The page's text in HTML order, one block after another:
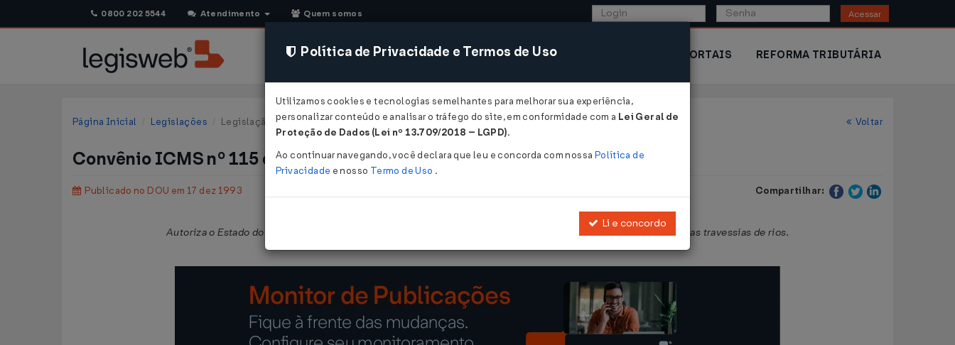
0800 202 5544 Atendimento Quem somos Acessar
CONSULTORIA SISTEMAS COMÉRCIO EXTERIOR PORTAIS REFORMA TRIBUTÁRIA
Página Inicial Legislações Legislação Federal Voltar
Convênio ICMS nº 115 de 09/12/1993
Publicado no DOU em 17 dez 1993 Compartilhar:
Autoriza o Estado do Tocantins a isentar do ICMS as prestações internas de serviço de transporte aquaviário nas travessias de rios.
Política de Privacidade e Termos de Uso
Utilizamos cookies e tecnologias semelhantes para melhorar sua experiência,
personalizar conteúdo e analisar o tráfego do site, em conformidade com a Lei Geral de
Proteção de Dados (Lei nº 13.709/2018 – LGPD).
Ao continuar navegando, você declara que leu e concorda com nossa Política de
Privacidade e nosso Termo de Uso .
Li e concordo